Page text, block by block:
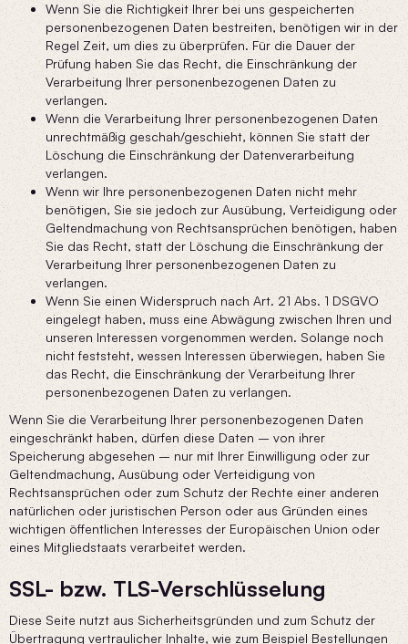
Wenn Sie die Richtigkeit Ihrer bei uns gespeicherten
personenbezogenen Daten bestreiten, benötigen wir in der
Regel Zeit, um dies zu überprüfen. Für die Dauer der
Prüfung haben Sie das Recht, die Einschränkung der
Verarbeitung Ihrer personenbezogenen Daten zu
verlangen.
Wenn die Verarbeitung Ihrer personenbezogenen Daten
unrechtmäßig geschah/geschieht, können Sie statt der
Löschung die Einschränkung der Datenverarbeitung
verlangen.
Wenn wir Ihre personenbezogenen Daten nicht mehr
benötigen, Sie sie jedoch zur Ausübung, Verteidigung oder
Geltendmachung von Rechtsansprüchen benötigen, haben
Sie das Recht, statt der Löschung die Einschränkung der
Verarbeitung Ihrer personenbezogenen Daten zu
verlangen.
Wenn Sie einen Widerspruch nach Art. 21 Abs. 1 DSGVO
eingelegt haben, muss eine Abwägung zwischen Ihren und
unseren Interessen vorgenommen werden. Solange noch
nicht feststeht, wessen Interessen überwiegen, haben Sie
das Recht, die Einschränkung der Verarbeitung Ihrer
personenbezogenen Daten zu verlangen.
Wenn Sie die Verarbeitung Ihrer personenbezogenen Daten
eingeschränkt haben, dürfen diese Daten – von ihrer
Speicherung abgesehen – nur mit Ihrer Einwilligung oder zur
Geltendmachung, Ausübung oder Verteidigung von
Rechtsansprüchen oder zum Schutz der Rechte einer anderen
natürlichen oder juristischen Person oder aus Gründen eines
wichtigen öffentlichen Interesses der Europäischen Union oder
eines Mitgliedstaats verarbeitet werden.
SSL- bzw. TLS-Verschlüsselung
Diese Seite nutzt aus Sicherheitsgründen und zum Schutz der
Übertragung vertraulicher Inhalte, wie zum Beispiel Bestellungen